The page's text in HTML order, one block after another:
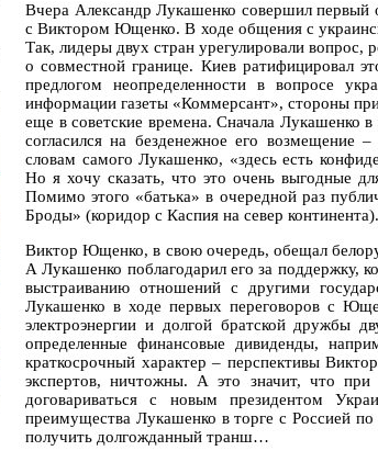
Вчера Александр Лукашенко совершил первый
с Виктором Ющенко. В ходе общения с
Так, лидеры двух стран урегулировали вопрос,
о совместной границе. Киев ратифицировал
предлогом неопределенности в вопросе
информации газеты «Коммерсант», стороны
еще в советские времена. Сначала Лукашенко
согласился на безденежное его возмещение
словам самого Лукашенко, «здесь есть
Но я хочу сказать, что это очень выгодные
Помимо этого «батька» в очередной раз
Броды» (коридор с Каспия на север континента).
Виктор Ющенко, в свою очередь, обещал
А Лукашенко поблагодарил его за поддержку,
выстраиванию отношений с другими
Лукашенко в ходе первых переговоров с
электроэнергии и долгой братской дружбы
определенные финансовые дивиденды,
краткосрочный характер – перспективы
экспертов, ничтожны. А это значит, что при
договариваться с новым президентом
преимущества Лукашенко в торге с Россией
получить долгожданный транш…